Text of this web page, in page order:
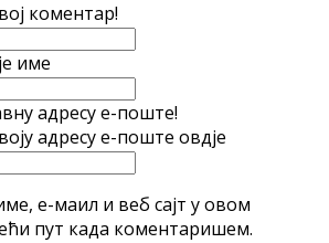
коментар!
име
адресу е-поште!
адресу е-поште овдје
е-маил и веб сајт у овом
пут када коментаришем.